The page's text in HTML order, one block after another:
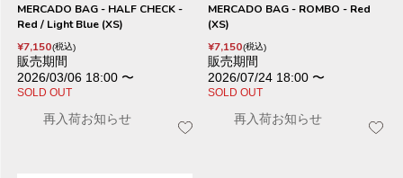
MERCADO BAG - HALF CHECK -
Red / Light Blue (XS)
¥7,150 税込
販売期間
2026/03/06 18:00 〜
SOLD OUT
再入荷お知らせ
MERCADO BAG - ROMBO - Red
(XS)
¥7,150 税込
販売期間
2026/07/24 18:00 〜
SOLD OUT
再入荷お知らせ